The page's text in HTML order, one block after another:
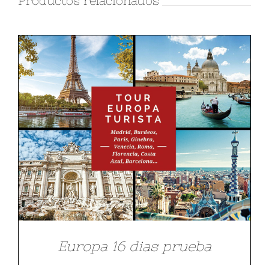
Europa 16 dias prueba